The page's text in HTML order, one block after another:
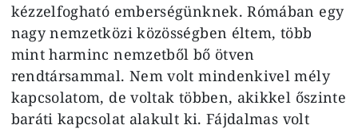
kézzelfogható emberségünknek. Rómában egy
nagy nemzetközi közösségben éltem, több
mint harminc nemzetből bő ötven
rendtársammal. Nem volt mindenkivel mély
kapcsolatom, de voltak többen, akikkel őszinte
baráti kapcsolat alakult ki. Fájdalmas volt